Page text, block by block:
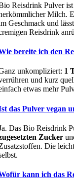
Reisdrink Pulver
Milch.
Geschmack und
Reisdrink
bereite ich den
unkompliziert: 1
und kurz
etwas mehr
das Pulver vegan
Das Bio Reisdrink
Zucker
Die
kann ich das